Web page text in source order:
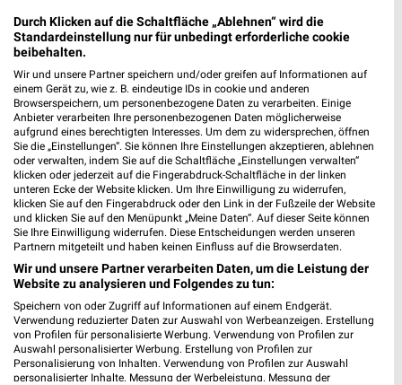
13,6 km
Angebote ab 08.08.
Gültig bis Fr. 14.08.
11,3 km
Angebote ab 10.08.
Gültig ab Mo. 10.08.
XXXLutz XXXLutz
Durch Klicken auf die Schaltfläche „Ablehnen“ wird die
Standardeinstellung nur für unbedingt erforderliche cookie
beibehalten.
Wir und unsere Partner speichern und/oder greifen auf Informationen auf
einem Gerät zu, wie z. B. eindeutige IDs in cookie und anderen
Browserspeichern, um personenbezogene Daten zu verarbeiten. Einige
Anbieter verarbeiten Ihre personenbezogenen Daten möglicherweise
aufgrund eines berechtigten Interesses. Um dem zu widersprechen, öffnen
Sie die „Einstellungen“. Sie können Ihre Einstellungen akzeptieren, ablehnen
oder verwalten, indem Sie auf die Schaltfläche „Einstellungen verwalten“
klicken oder jederzeit auf die Fingerabdruck-Schaltfläche in der linken
unteren Ecke der Website klicken. Um Ihre Einwilligung zu widerrufen,
klicken Sie auf den Fingerabdruck oder den Link in der Fußzeile der Website
und klicken Sie auf den Menüpunkt „Meine Daten“. Auf dieser Seite können
Sie Ihre Einwilligung widerrufen. Diese Entscheidungen werden unseren
Partnern mitgeteilt und haben keinen Einfluss auf die Browserdaten.
Wir und unsere Partner verarbeiten Daten, um die Leistung der
Website zu analysieren und Folgendes zu tun:
Speichern von oder Zugriff auf Informationen auf einem Endgerät.
Verwendung reduzierter Daten zur Auswahl von Werbeanzeigen. Erstellung
von Profilen für personalisierte Werbung. Verwendung von Profilen zur
Auswahl personalisierter Werbung. Erstellung von Profilen zur
Personalisierung von Inhalten. Verwendung von Profilen zur Auswahl
personalisierter Inhalte. Messung der Werbeleistung. Messung der